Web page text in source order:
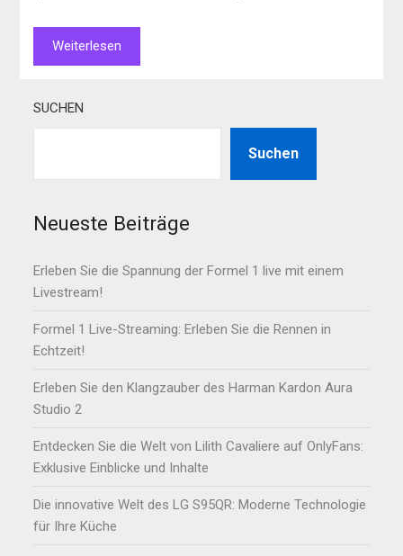
Weiterlesen
SUCHEN
Suchen
Neueste Beiträge
Erleben Sie die Spannung der Formel 1 live mit einem
Livestream!
Formel 1 Live-Streaming: Erleben Sie die Rennen in
Echtzeit!
Erleben Sie den Klangzauber des Harman Kardon Aura
Studio 2
Entdecken Sie die Welt von Lilith Cavaliere auf OnlyFans:
Exklusive Einblicke und Inhalte
Die innovative Welt des LG S95QR: Moderne Technologie
für Ihre Küche